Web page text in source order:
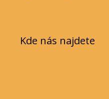
Kde nás najdete